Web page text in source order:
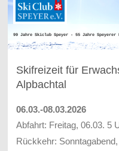
99 Jahre Skiclub Speyer - 55 Jahre Speyerer
Skifreizeit für
Alpbachtal
06.03.-08.03.2026
Abfahrt: Freitag, 06.03. 5
Rückkehr: